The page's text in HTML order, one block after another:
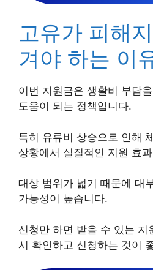
고유가 피해
겨야 하는 이
이번 지원금은 생활비 부담
도움이 되는 정책입니다.
특히 유류비 상승으로 인해
상황에서 실질적인 지원 효
대상 범위가 넓기 때문에 대
가능성이 높습니다.
신청만 하면 받을 수 있는 지
시 확인하고 신청하는 것이